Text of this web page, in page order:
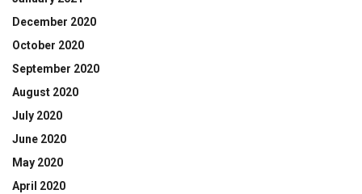
December 2020
October 2020
September 2020
August 2020
July 2020
June 2020
May 2020
April 2020